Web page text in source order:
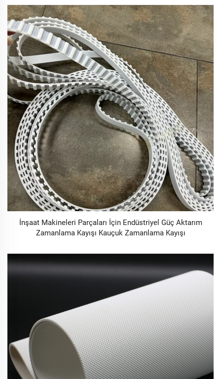
İnşaat Makineleri Parçaları İçin Endüstriyel Güç Aktarım
Zamanlama Kayışı Kauçuk Zamanlama Kayışı